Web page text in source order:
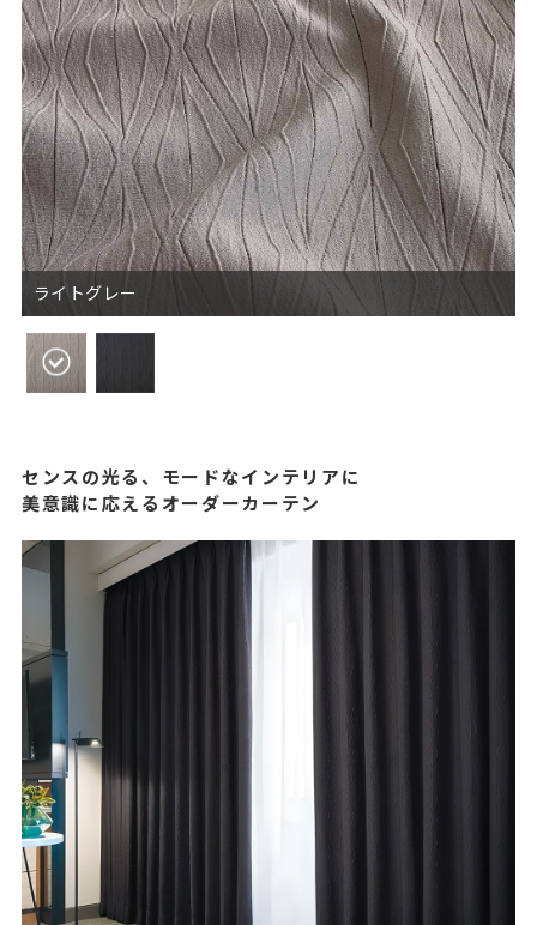
ライトグレー
センスの光る、モードなインテリアに
美意識に応えるオーダーカーテン